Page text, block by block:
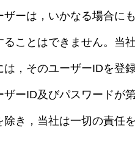
ザーは，いかなる場合に
ることはできません。当
は，そのユーザーIDを登
ザーID及びパスワードが
除き，当社は一切の責任